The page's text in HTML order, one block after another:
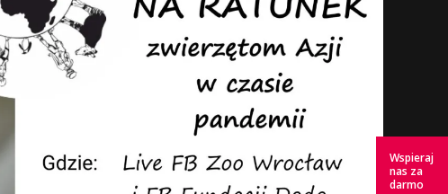
Wspieraj
nas za
darmo